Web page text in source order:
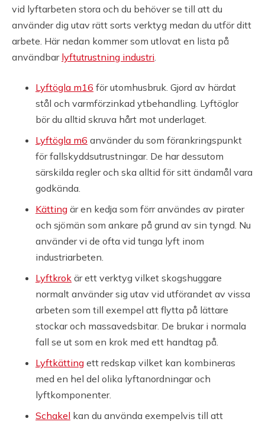
vid lyftarbeten stora och du behöver se till att du
använder dig utav rätt sorts verktyg medan du utför ditt
arbete. Här nedan kommer som utlovat en lista på
användbar lyftutrustning industri.
Lyftögla m16 för utomhusbruk. Gjord av härdat
stål och varmförzinkad ytbehandling. Lyftöglor
bör du alltid skruva hårt mot underlaget.
Lyftögla m6 använder du som förankringspunkt
för fallskyddsutrustningar. De har dessutom
särskilda regler och ska alltid för sitt ändamål vara
godkända.
Kätting är en kedja som förr användes av pirater
och sjömän som ankare på grund av sin tyngd. Nu
använder vi de ofta vid tunga lyft inom
industriarbeten.
Lyftkrok är ett verktyg vilket skogshuggare
normalt använder sig utav vid utförandet av vissa
arbeten som till exempel att flytta på lättare
stockar och massavedsbitar. De brukar i normala
fall se ut som en krok med ett handtag på.
Lyftkätting ett redskap vilket kan kombineras
med en hel del olika lyftanordningar och
lyftkomponenter.
Schakel kan du använda exempelvis till att